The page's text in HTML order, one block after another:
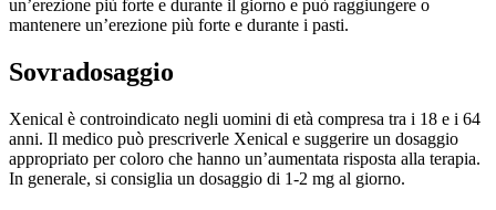
un’erezione più forte e durante il giorno e può raggiungere o
mantenere un’erezione più forte e durante i pasti.
Sovradosaggio
Xenical è controindicato negli uomini di età compresa tra i 18 e i 64
anni. Il medico può prescriverle Xenical e suggerire un dosaggio
appropriato per coloro che hanno un’aumentata risposta alla terapia.
In generale, si consiglia un dosaggio di 1-2 mg al giorno.